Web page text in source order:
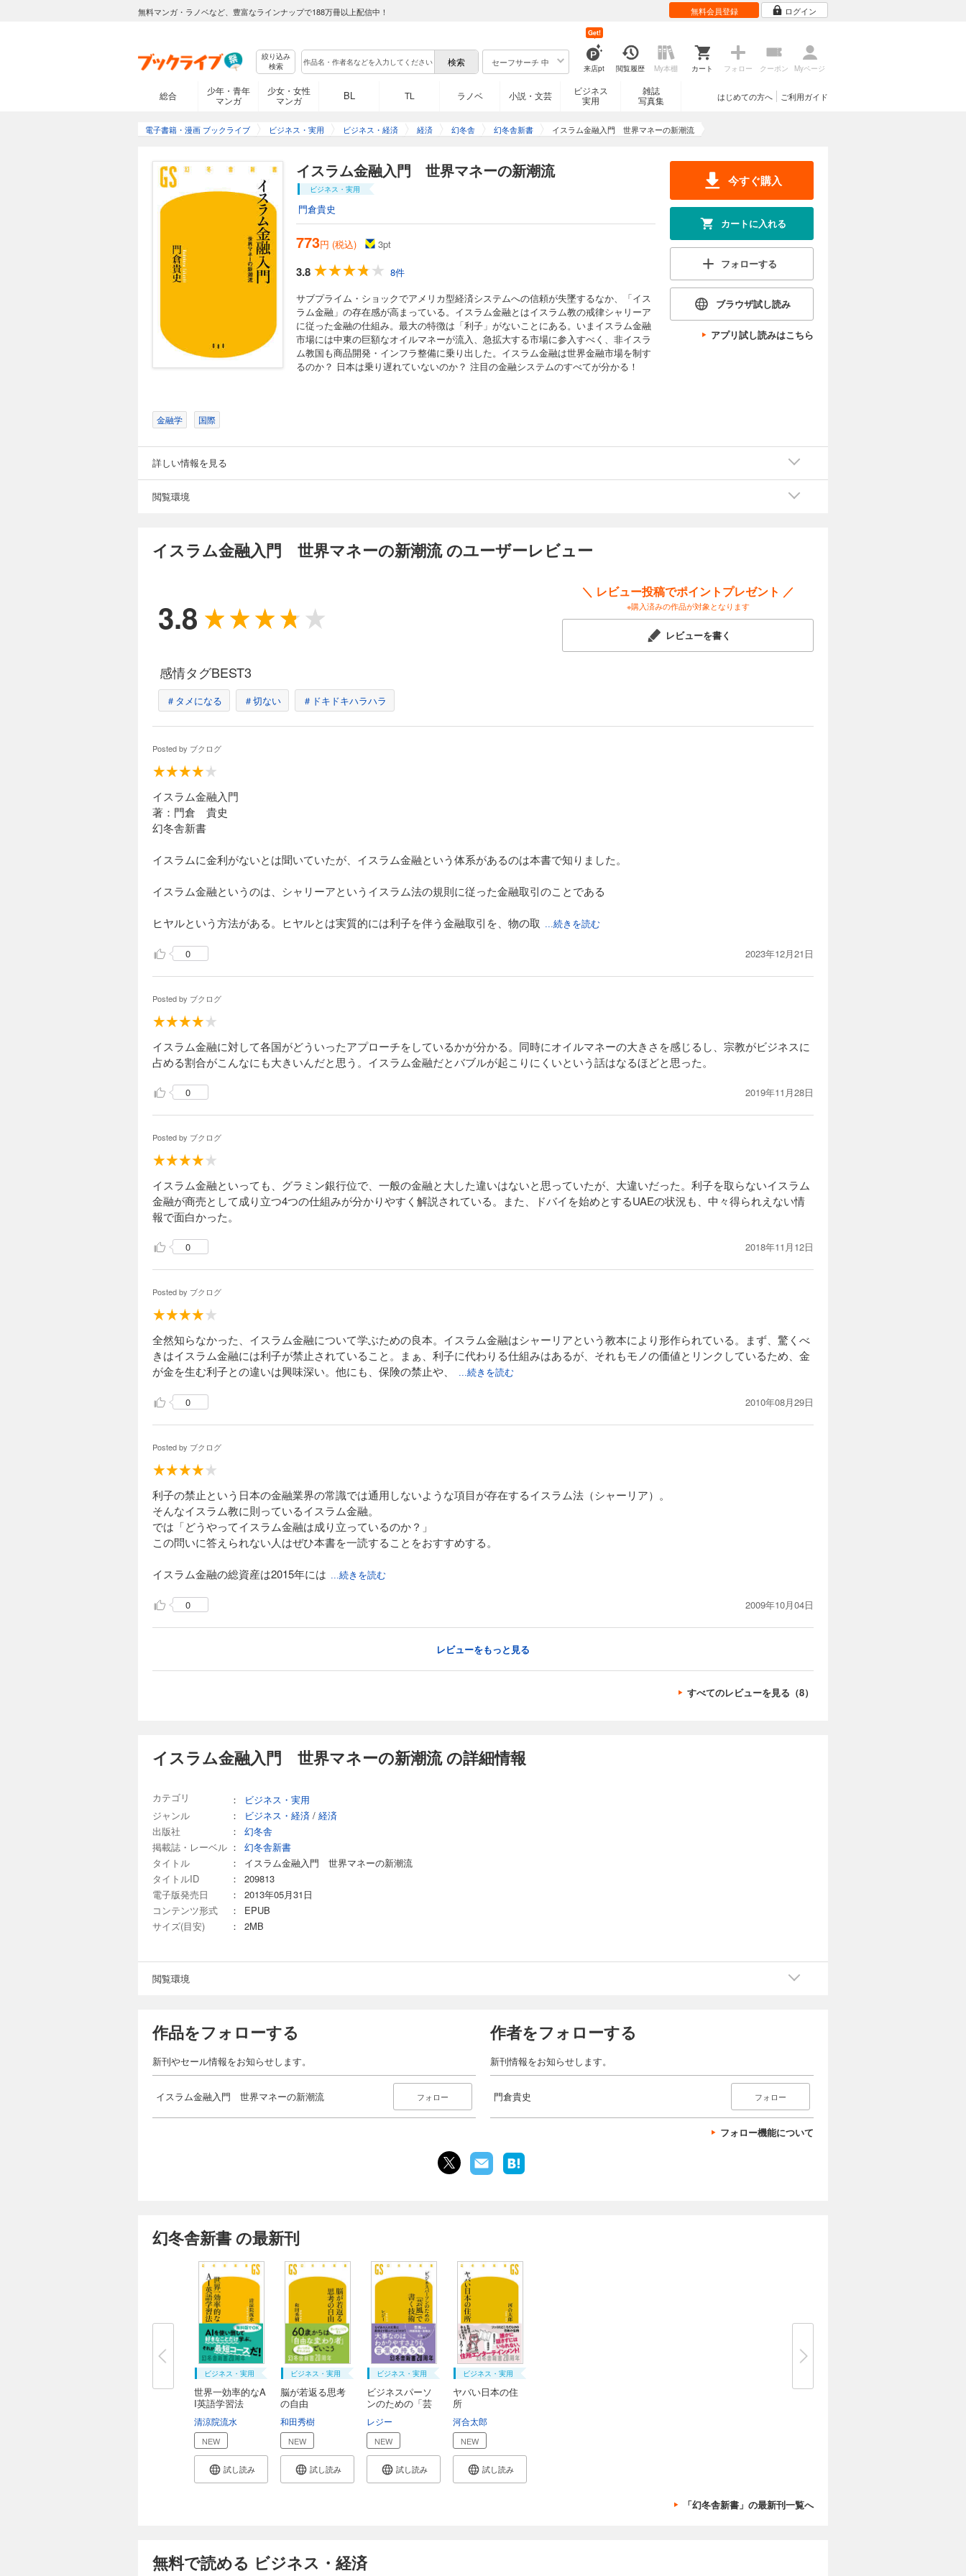
無料マンガ・ラノベなど、豊富なラインナップで188万冊以上配信中！ 無料会員登録 ログイン
絞り込み
検索
セーフサーチ 中
来店pt
Get!
閲覧履歴 My本棚 カート フォロー クーポン Myページ
総合
少年・青年
マンガ
少女・女性
マンガ
BL TL ラノベ 小説・文芸
ビジネス
実用
雑誌
写真集
ご利用ガイド
はじめての方へ
電子書籍・漫画 ブックライブ ビジネス・実用 ビジネス・経済 経済 幻冬舎 幻冬舎新書 イスラム金融入門 世界マネーの新潮流
イスラム金融入門 世界マネーの新潮流
ビジネス・実用
門倉貴史
773円 (税込) 3pt
3.8
8件
サブプライム・ショックでアメリカ型経済システムへの信頼が失墜するなか、「イス
ラム金融」の存在感が高まっている。イスラム金融とはイスラム教の戒律シャリーア
に従った金融の仕組み。最大の特徴は「利子」がないことにある。いまイスラム金融
市場には中東の巨額なオイルマネーが流入、急拡大する市場に参入すべく、非イスラ
ム教国も商品開発・インフラ整備に乗り出した。イスラム金融は世界金融市場を制す
るのか？ 日本は乗り遅れていないのか？ 注目の金融システムのすべてが分かる！
今すぐ購入
カートに入れる
フォローする
ブラウザ試し読み
アプリ試し読みはこちら
金融学 国際
詳しい情報を見る
閲覧環境
イスラム金融入門 世界マネーの新潮流 のユーザーレビュー
3.8
＼ レビュー投稿でポイントプレゼント ／
※購入済みの作品が対象となります
レビューを書く
感情タグBEST3
＃タメになる ＃切ない ＃ドキドキハラハラ
Posted by ブクログ
イスラム金融入門
著：門倉 貴史
幻冬舎新書
イスラムに金利がないとは聞いていたが、イスラム金融という体系があるのは本書で知りました。
イスラム金融というのは、シャリーアというイスラム法の規則に従った金融取引のことである
ヒヤルという方法がある。ヒヤルとは実質的には利子を伴う金融取引を、物の取 ...続きを読む
0 2023年12月21日
Posted by ブクログ
イスラム金融に対して各国がどういったアプローチをしているかが分かる。同時にオイルマネーの大きさを感じるし、宗教がビジネスに
占める割合がこんなにも大きいんだと思う。イスラム金融だとバブルが起こりにくいという話はなるほどと思った。
0 2019年11月28日
Posted by ブクログ
イスラム金融といっても、グラミン銀行位で、一般の金融と大した違いはないと思っていたが、大違いだった。利子を取らないイスラム
金融が商売として成り立つ4つの仕組みが分かりやすく解説されている。また、ドバイを始めとするUAEの状況も、中々得られえない情
報で面白かった。
0 2018年11月12日
Posted by ブクログ
全然知らなかった、イスラム金融について学ぶための良本。イスラム金融はシャーリアという教本により形作られている。まず、驚くべ
きはイスラム金融には利子が禁止されていること。まぁ、利子に代わりる仕組みはあるが、それもモノの価値とリンクしているため、金
が金を生む利子との違いは興味深い。他にも、保険の禁止や、
...続きを読む
0 2010年08月29日
Posted by ブクログ
利子の禁止という日本の金融業界の常識では通用しないような項目が存在するイスラム法（シャーリア）。
そんなイスラム教に則っているイスラム金融。
では「どうやってイスラム金融は成り立っているのか？」
この問いに答えられない人はぜひ本書を一読することをおすすめする。
イスラム金融の総資産は2015年には ...続きを読む
0 2009年10月04日
レビューをもっと見る
すべてのレビューを見る（8）
イスラム金融入門 世界マネーの新潮流 の詳細情報
カテゴリ ：
ビジネス・実用
ジャンル
： ビジネス・経済 / 経済
出版社
：
幻冬舎
掲載誌・レーベル ：
幻冬舎新書
タイトル
：
イスラム金融入門 世界マネーの新潮流
タイトルID
：
209813
電子版発売日
：
2013年05月31日
コンテンツ形式
：
EPUB
サイズ(目安)
： 2MB
閲覧環境
作品をフォローする
新刊やセール情報をお知らせします。
イスラム金融入門 世界マネーの新潮流 フォロー
作者をフォローする
新刊情報をお知らせします。
門倉貴史 フォロー
フォロー機能について
幻冬舎新書 の最新刊
ビジネス・実用
世界一効率的なA
I英語学習法
清涼院流水
NEW
試し読み
ビジネス・実用
脳が若返る思考
の自由
和田秀樹
NEW
試し読み
ビジネス・実用
ビジネスパーソ
ンのための「芸
レジー
NEW
試し読み
ビジネス・実用
ヤバい日本の住
所
河合太郎
NEW
試し読み
「幻冬舎新書」の最新刊一覧へ
無料で読める ビジネス・経済